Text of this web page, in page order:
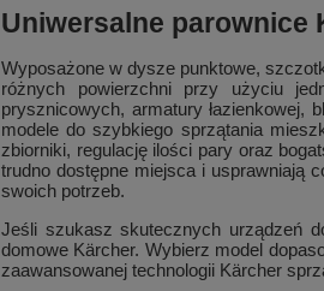
Uniwersalne parownice
Wyposażone w dysze punktowe,
różnych powierzchni przy użyciu
prysznicowych, armatury łazienkowej,
modele do szybkiego sprzątania
zbiorniki, regulację ilości pary oraz
trudno dostępne miejsca i usprawniają
swoich potrzeb.
Jeśli szukasz skutecznych urządzeń
domowe Kärcher. Wybierz model
zaawansowanej technologii Kärcher